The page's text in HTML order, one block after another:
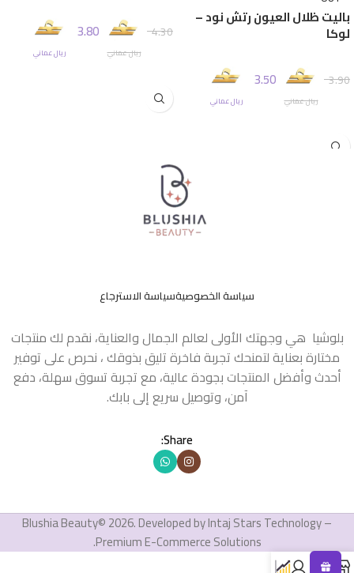
باليت ظلال العيون رتش نود –
لوكا
3.90
ريال عماني
3.50
ريال عماني
4.30
ريال عماني
3.80
ريال عماني
سياسة الخصوصيةسياسة الاسترجاع
بلوشيا هي وجهتك الأولى لعالم الجمال والعناية، نقدم لك منتجات
مختارة بعناية لتمنحك تجربة فاخرة تليق بذوقك ، نحرص على توفير
أحدث وأفضل المنتجات بجودة عالية، مع تجربة تسوق سهلة، دفع
آمن، وتوصيل سريع إلى بابك.
Share:
Blushia Beauty© 2026. Developed by Intaj Stars Technology –
Premium E-Commerce Solutions.